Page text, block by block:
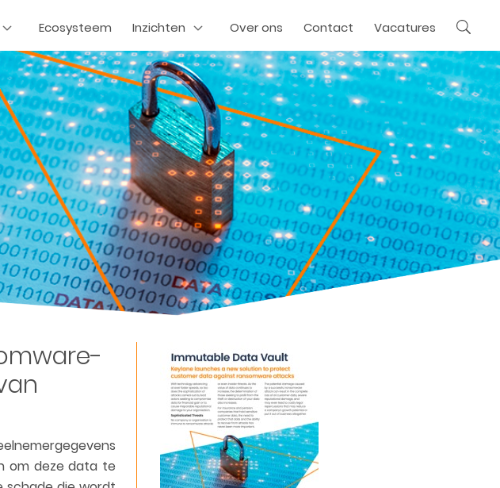
Ecosysteem Inzichten Over ons Contact Vacatures
om deze data te